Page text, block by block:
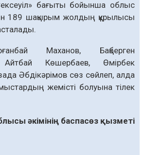
бағыты бойынша облыс
189 шақырым жолдың құрылысы
Маханов, Бақберген
Айтбай Көшербаев, Өмірбек
Әбдікәрімов сөз сөйлеп, алда
жемісті болуына тілек
әкімінің баспасөз қызметі